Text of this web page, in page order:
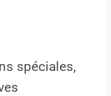
spéciales,